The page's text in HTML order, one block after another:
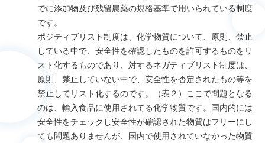
でに添加物及び残留農薬の規格基準で用いられている制度
です。
ポジティブリスト制度は、化学物質について、原則、禁止
している中で、安全性を確認したものを許可するものをリ
スト化するものであり、対するネガティブリスト制度は、
原則、禁止していない中で、安全性を否定されたもの等を
禁止してリスト化するのです。（表２）ここで問題となる
のは、輸入食品に使用されてる化学物質です。国内的には
安全性をチェックし安全性が確認された物質はフリーにし
ても問題ありませんが、国内で使用されていなかった物質